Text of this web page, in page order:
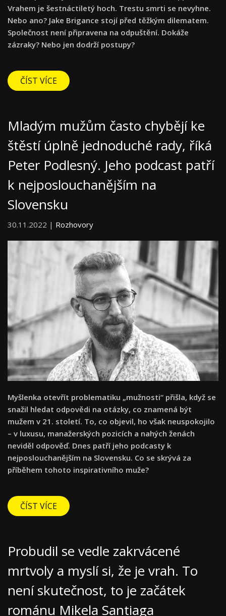
Vrahem je šestnáctiletý hoch. Trestu smrti se nevyhne.
Nebo ano? Jake Brigance stojí před těžkým dilematem.
Společnost není připravena na odpuštění. Dokáže
zázraky? Nebo jen dodrží postupy?
ČÍST VÍCE
Mladým mužům často chybějí ke
štěstí úplně jednoduché rady, říká
Peter Podlesný. Jeho podcast patří
k nejposlouchanějším na
Slovensku
30.11.2022 | Rozhovory
Myšlenka otevřít problematiku „mužnosti“ přišla, když se
snažil hledat odpovědi na otázky, co znamená být
mužem v 21. století. To, co objevil, ho však neuspokojilo
– v luxusu, manažerských pozicích a nahých ženách
neviděl odpověď. Dnes patří jeho podcasty k
nejposlouchanějším na Slovensku. Co se skrývá za
příběhem tohoto inspirativního muže?
ČÍST VÍCE
Probudil se vedle zakrvácené
mrtvoly a myslí si, že je vrah. To
není skutečnost, to je začátek
románu Mikela Santiaga